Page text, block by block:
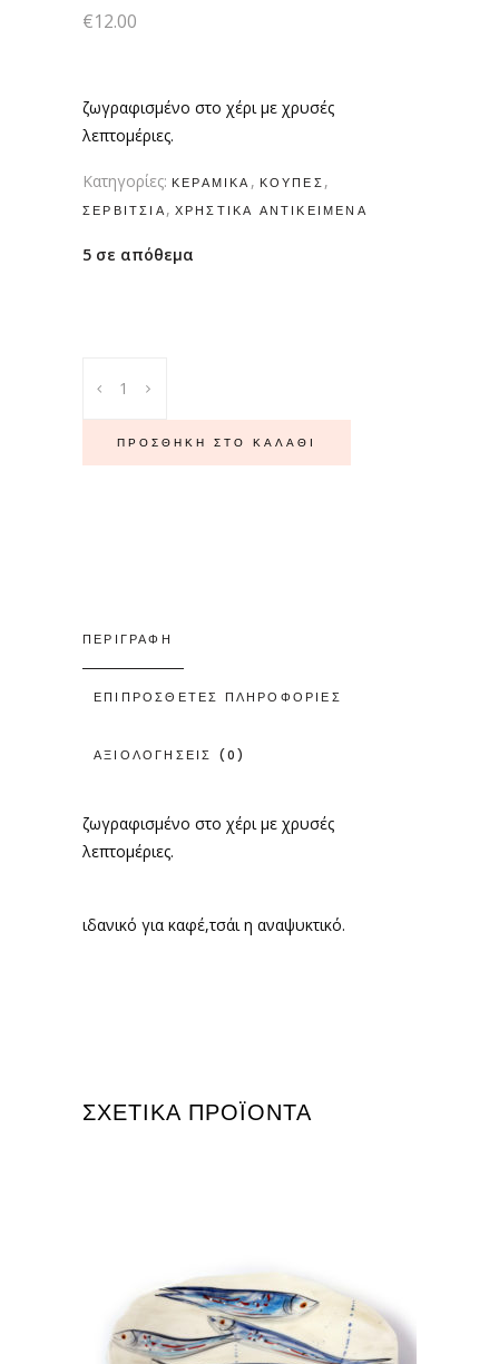
€12.00
ζωγραφισμένο στο χέρι με χρυσές
λεπτομέριες.
Κατηγορίες: ΚΕΡΑΜΙΚΆ, ΚΟΎΠΕΣ,
ΣΕΡΒΊΤΣΙΑ, ΧΡΗΣΤΙΚΆ ΑΝΤΙΚΕΊΜΕΝΑ
5 σε απόθεμα
ποτηρι
ΠΡΟΣΘΉΚΗ ΣΤΟ ΚΑΛΆΘΙ
ΠΕΡΙΓΡΑΦΉ
ΕΠΙΠΡΌΣΘΕΤΕΣ ΠΛΗΡΟΦΟΡΊΕΣ
ΑΞΙΟΛΟΓΉΣΕΙΣ (0)
ζωγραφισμένο στο χέρι με χρυσές
λεπτομέριες.
ιδανικό για καφέ,τσάι η αναψυκτικό.
ΣΧΕΤΙΚΆ ΠΡΟΪΌΝΤΑ